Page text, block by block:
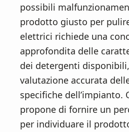
b
a
r
possibili
prodotto giusto per
elettrici richiede una
approfondita delle
dei detergenti
valutazione accurata
specifiche dell’impianto.
propone di fornire un
per individuare il